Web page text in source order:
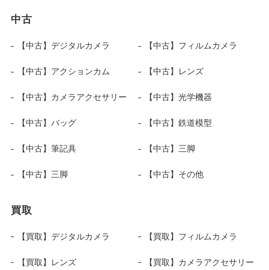
中古
【中古】デジタルカメラ 【中古】フィルムカメラ
【中古】アクションカム 【中古】レンズ
【中古】カメラアクセサリー 【中古】光学機器
【中古】バッグ 【中古】鉄道模型
【中古】筆記具 【中古】三脚
【中古】三脚 【中古】その他
買取
【買取】デジタルカメラ 【買取】フィルムカメラ
【買取】レンズ 【買取】カメラアクセサリー